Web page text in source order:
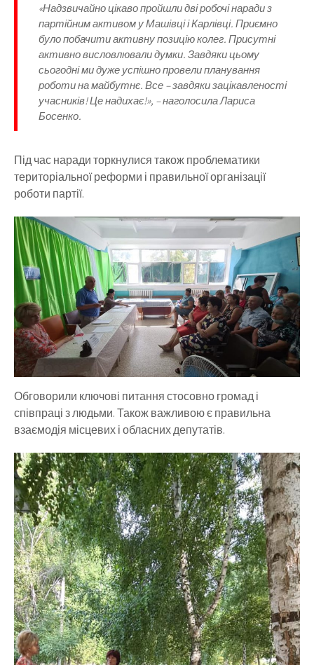
«Надзвичайно цікаво пройшли дві робочі наради з
партійним активом у Машівці і Карлівці. Приємно
було побачити активну позицію колег. Присутні
активно висловлювали думки. Завдяки цьому
сьогодні ми дуже успішно провели планування
роботи на майбутнє. Все – завдяки зацікавленості
учасників! Це надихає!», – наголосила Лариса
Босенко.
Під час наради торкнулися також проблематики
територіальної реформи і правильної організації
роботи партії.
Обговорили ключові питання стосовно громад і
співпраці з людьми. Також важливою є правильна
взаємодія місцевих і обласних депутатів.